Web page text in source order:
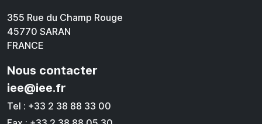
355 Rue du Champ Rouge
45770 SARAN
FRANCE
Nous contacter
iee@iee.fr
Tel : +33 2 38 88 33 00